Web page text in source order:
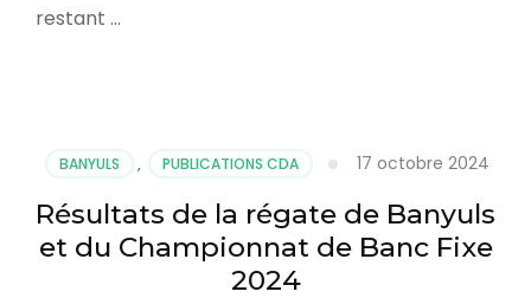
restant …
BANYULS , PUBLICATIONS CDA 17 octobre 2024
Résultats de la régate de Banyuls
et du Championnat de Banc Fixe
2024